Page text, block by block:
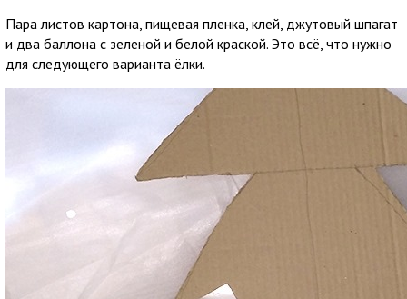
Пара листов картона, пищевая пленка, клей, джутовый шпагат
и два баллона с зеленой и белой краской. Это всё, что нужно
для следующего варианта ёлки.